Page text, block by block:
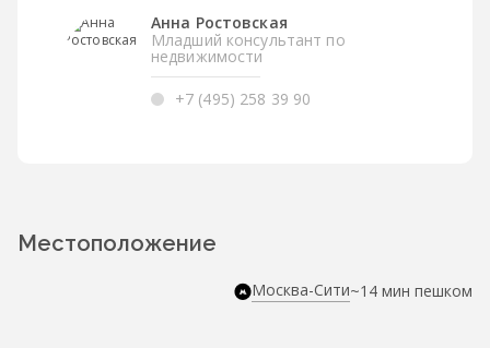
Анна Ростовская
Младший консультант по
недвижимости
+7 (495) 258 39 90
Местоположение
Москва-Сити~14 мин пешком